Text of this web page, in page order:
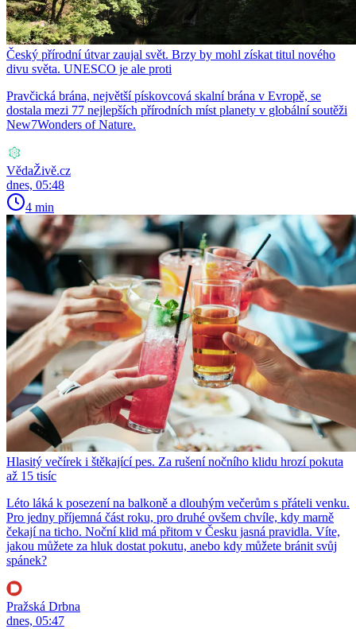
Český přírodní útvar zaujal svět. Brzy by mohl získat titul nového
divu světa. UNESCO je ale proti
Pravčická brána, největší pískovcová skalní brána v Evropě, se
dostala mezi 77 nejlepších přírodních míst planety v globální soutěži
New7Wonders of Nature.
VědaŽivě.cz
dnes, 05:48
4 min
Hlasitý večírek i štěkající pes. Za rušení nočního klidu hrozí pokuta
až 15 tisíc
Léto láká k posezení na balkoně a dlouhým večerům s přáteli venku.
Pro jedny příjemná část roku, pro druhé ovšem chvíle, kdy marně
čekají na ticho. Noční klid má přitom v Česku jasná pravidla. Víte,
jakou můžete za hluk dostat pokutu, anebo kdy můžete bránit svůj
spánek?
Pražská Drbna
dnes, 05:47